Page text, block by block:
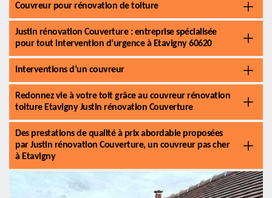
Couvreur pour rénovation de toiture
Justin rénovation Couverture : entreprise spécialisée
pour tout intervention d’urgence à Etavigny 60620
Interventions d’un couvreur
Redonnez vie à votre toit grâce au couvreur rénovation
toiture Etavigny Justin rénovation Couverture
Des prestations de qualité à prix abordable proposées
par Justin rénovation Couverture, un couvreur pas cher
à Etavigny